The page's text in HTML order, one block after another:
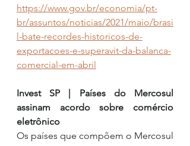
https://www.gov.br/economia/pt-
br/assuntos/noticias/2021/maio/brasi
l-bate-recordes-historicos-de-
exportacoes-e-superavit-da-balanca-
comercial-em-abril
Invest SP | Países do Mercosul
assinam acordo sobre comércio
eletrônico
Os países que compõem o Mercosul